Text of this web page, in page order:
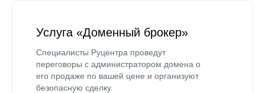
Услуга «Доменный брокер»
Специалисты Руцентра проведут
переговоры с администратором домена о
его продаже по вашей цене и организуют
безопасную сделку.